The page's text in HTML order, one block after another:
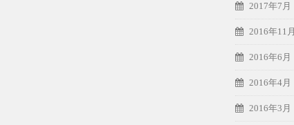
2017年7月
2016年11月
2016年6月
2016年4月
2016年3月